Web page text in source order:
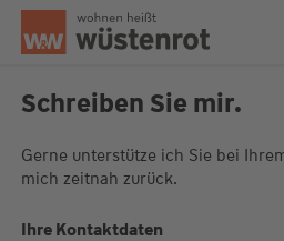
Seitenanfang
Schreiben Sie mir.
Gerne unterstütze ich Sie bei
mich zeitnah zurück.
Ihre Kontaktdaten
Unsere Chatzeiten:
Fr: 9:00 Uhr - 18:00 Uhr